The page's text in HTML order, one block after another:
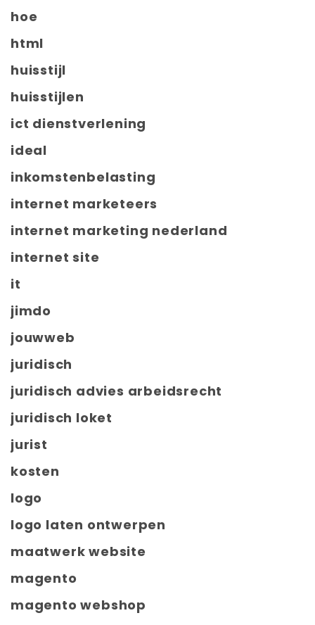
hoe
html
huisstijl
huisstijlen
ict dienstverlening
ideal
inkomstenbelasting
internet marketeers
internet marketing nederland
internet site
it
jimdo
jouwweb
juridisch
juridisch advies arbeidsrecht
juridisch loket
jurist
kosten
logo
logo laten ontwerpen
maatwerk website
magento
magento webshop